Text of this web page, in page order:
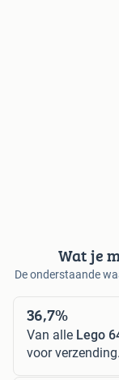
Wat je
De onderstaande
36,7%
Van alle Lego
voor verzending.